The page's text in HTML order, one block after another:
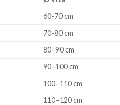
60-70 cm
70-80 cm
80–90 cm
90–100 cm
100–110 cm
110–120 cm